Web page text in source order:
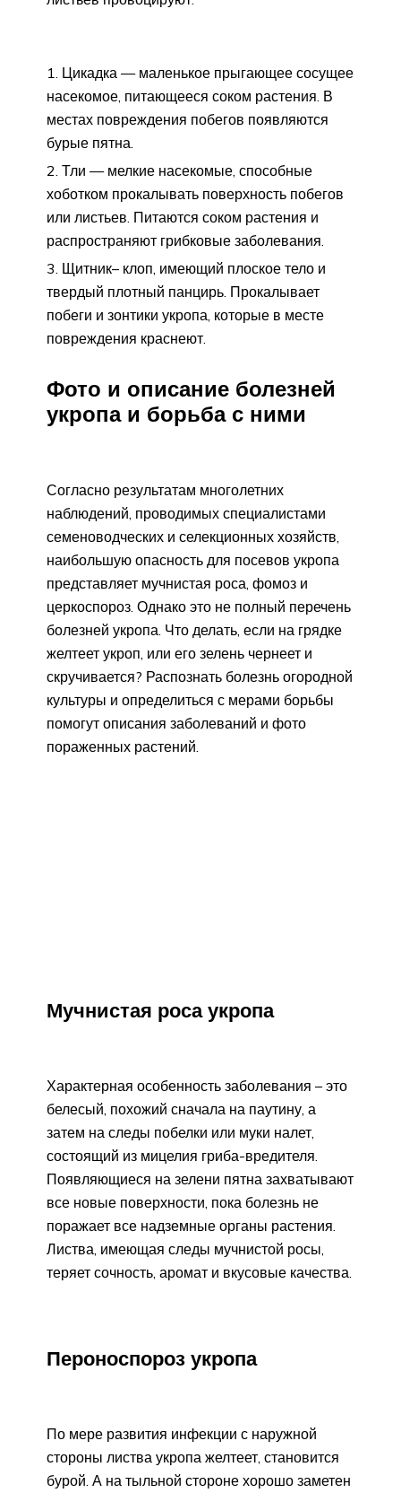
Цикадка — маленькое прыгающее сосущее
насекомое, питающееся соком растения. В
местах повреждения побегов появляются
бурые пятна.
Тли — мелкие насекомые, способные
хоботком прокалывать поверхность побегов
или листьев. Питаются соком растения и
распространяют грибковые заболевания.
Щитник– клоп, имеющий плоское тело и
твердый плотный панцирь. Прокалывает
побеги и зонтики укропа, которые в месте
повреждения краснеют.
Фото и описание болезней
укропа и борьба с ними
Согласно результатам многолетних
наблюдений, проводимых специалистами
семеноводческих и селекционных хозяйств,
наибольшую опасность для посевов укропа
представляет мучнистая роса, фомоз и
церкоспороз. Однако это не полный перечень
болезней укропа. Что делать, если на грядке
желтеет укроп, или его зелень чернеет и
скручивается? Распознать болезнь огородной
культуры и определиться с мерами борьбы
помогут описания заболеваний и фото
пораженных растений.
Мучнистая роса укропа
Характерная особенность заболевания – это
белесый, похожий сначала на паутину, а
затем на следы побелки или муки налет,
состоящий из мицелия гриба-вредителя.
Появляющиеся на зелени пятна захватывают
все новые поверхности, пока болезнь не
поражает все надземные органы растения.
Листва, имеющая следы мучнистой росы,
теряет сочность, аромат и вкусовые качества.
Пероноспороз укропа
По мере развития инфекции с наружной
стороны листва укропа желтеет, становится
бурой. А на тыльной стороне хорошо заметен